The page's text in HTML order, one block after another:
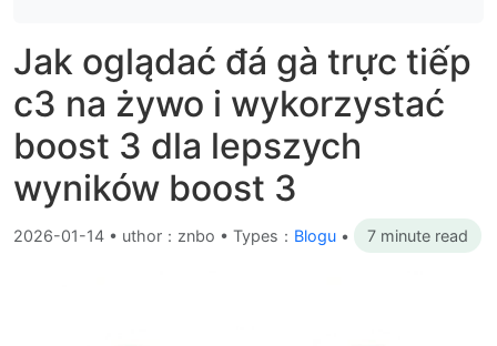
Jak oglądać đá gà trực tiếp
c3 na żywo i wykorzystać
boost 3 dla lepszych
wyników boost 3
2026-01-14 • uthor：znbo • Types： Blogu • 7 minute read